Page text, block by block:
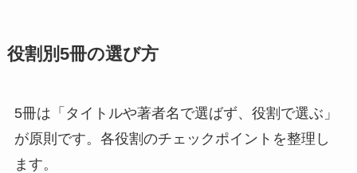
役割別5冊の選び方
5冊は「タイトルや著者名で選ばず、役割で選ぶ」
が原則です。各役割のチェックポイントを整理し
ます。